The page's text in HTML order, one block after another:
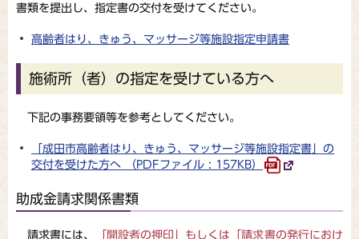
書類を提出し、指定書の交付を受けてください。
高齢者はり、きゅう、マッサージ等施設指定申請書
施術所（者）の指定を受けている方へ
下記の事務要領等を参考としてください。
「成田市高齢者はり、きゅう、マッサージ等施設指定書」の
交付を受けた方へ （PDFファイル : 157KB）
助成金請求関係書類
請求書には、 「開設者の押印」もしくは「請求書の発行におけ